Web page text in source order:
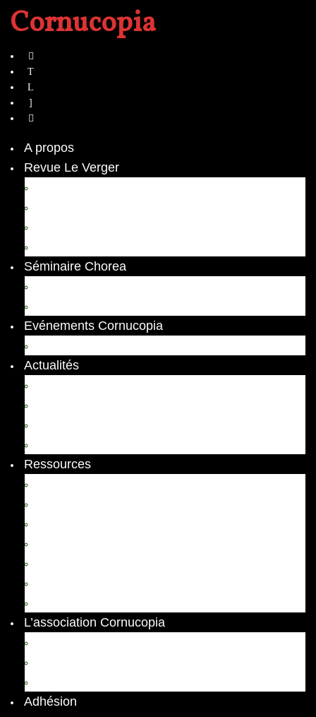
Cornucopia
A propos
Revue Le Verger
Séminaire Chorea
Evénements Cornucopia
Actualités
Ressources
L’association Cornucopia
Adhésion